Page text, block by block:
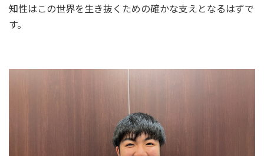
知性はこの世界を生き抜くための確かな支えとなるはずで
す。